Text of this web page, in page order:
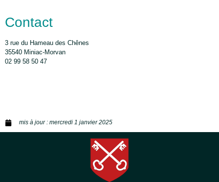
Contact
3 rue du Hameau des Chênes
35540 Miniac-Morvan
02 99 58 50 47
mis à jour : mercredi 1 janvier 2025